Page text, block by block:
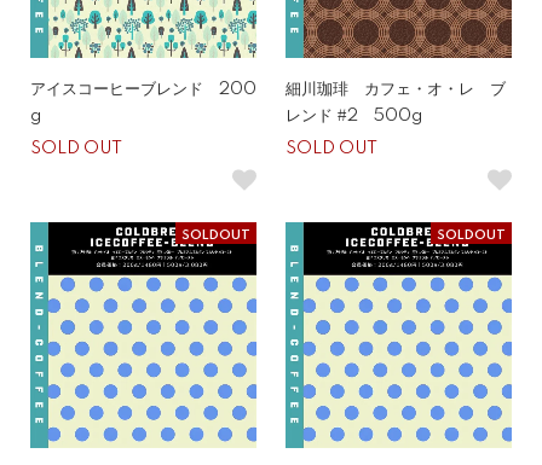
アイスコーヒーブレンド 200
g
SOLD OUT
細川珈琲 カフェ・オ・レ ブ
レンド #2 500g
SOLD OUT
SOLDOUT SOLDOUT